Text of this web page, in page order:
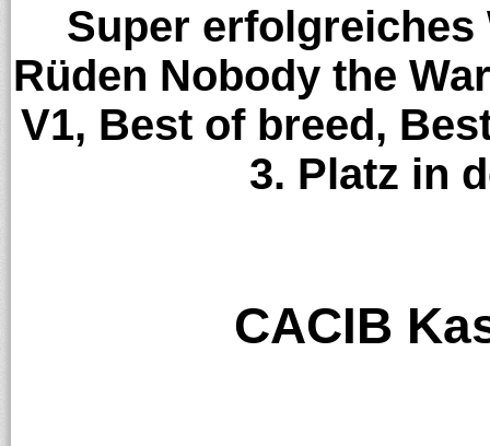
Super erfolgreiches
Rüden Nobody the
V1, Best of breed,
3. Platz in
CACIB